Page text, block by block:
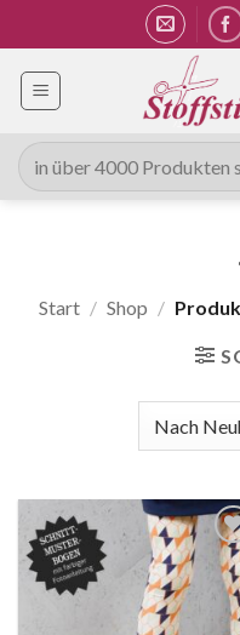
Inhalt
springen
Suche
nach:
Start / Shop /
Auf die